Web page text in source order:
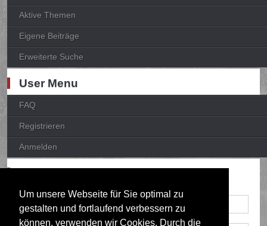
Um unsere Webseite für Sie optimal zu
gestalten und fortlaufend verbessern zu
können, verwenden wir Cookies. Durch die
Aktive Themen
Eigene Beiträge
Erweiterte Suche
User Menu
FAQ
Registrieren
Anmelden